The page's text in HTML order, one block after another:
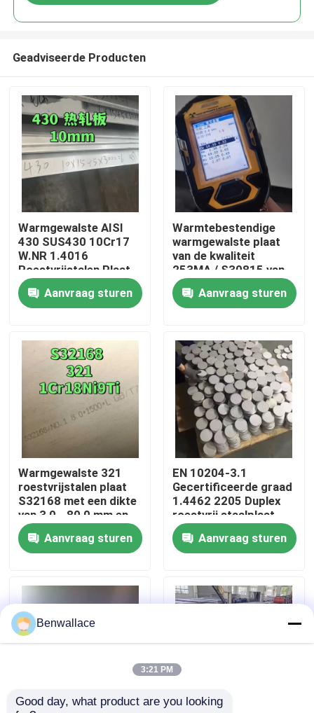
Huis
Producten
Video's
Over ons
fabriekstour
Kwaliteitscontrole
Nieuws
Vraag een offerte
Geadviseerde Producten
Warmgewalste AISI
430 SUS430 10Cr17
W.NR 1.4016
Roestvrijstalen Plaat
10*1500*6000 NO.1
Oppervlak
Aanvraag sturen
Warmtebestendige
warmgewalste plaat
van de kwaliteit
253MA / S30815 van
roestvrij staal
Aanvraag sturen
Warmgewalste 321
roestvrijstalen plaat
S32168 met een dikte
van 3,0 - 80,0 mm en
corrosiebestendigheid
Aanvraag sturen
EN 10204-3.1
Gecertificeerde graad
1.4462 2205 Duplex
roestvrij staalplaat
met warmgewalste
techniekAanvraag sturen
Benwallace
3:21 PM
Good day, what product are you looking